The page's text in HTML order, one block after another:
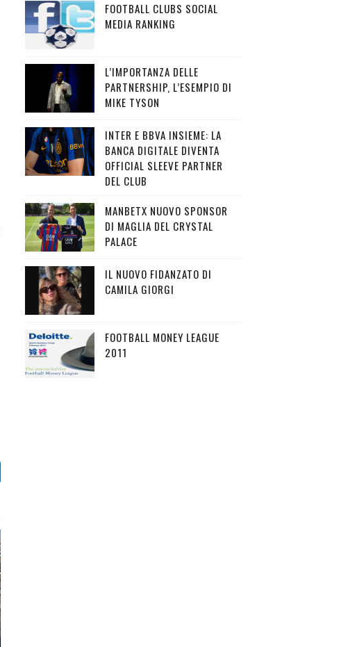
FOOTBALL CLUBS SOCIAL
MEDIA RANKING
L’IMPORTANZA DELLE
PARTNERSHIP, L’ESEMPIO DI
MIKE TYSON
INTER E BBVA INSIEME: LA
BANCA DIGITALE DIVENTA
OFFICIAL SLEEVE PARTNER
DEL CLUB
MANBETX NUOVO SPONSOR
DI MAGLIA DEL CRYSTAL
PALACE
IL NUOVO FIDANZATO DI
CAMILA GIORGI
FOOTBALL MONEY LEAGUE
2011